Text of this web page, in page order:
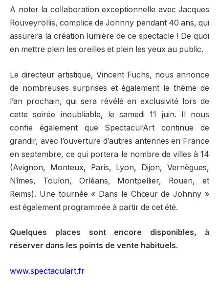
A noter la collaboration exceptionnelle avec Jacques
Rouveyrollis, complice de Johnny pendant 40 ans, qui
assurera la création lumière de ce spectacle ! De quoi
en mettre plein les oreilles et plein les yeux au public.
Le directeur artistique, Vincent Fuchs, nous annonce
de nombreuses surprises et également le thème de
l’an prochain, qui sera révélé en exclusivité lors de
cette soirée inoubliable, le samedi 11 juin. Il nous
confie également que Spectacul’Art continue de
grandir, avec l’ouverture d’autres antennes en France
en septembre, ce qui portera le nombre de villes à 14
(Avignon, Monteux, Paris, Lyon, Dijon, Vernègues,
Nîmes, Toulon, Orléans, Montpellier, Rouen, et
Reims). Une tournée « Dans le Chœur de Johnny »
est également programmée à partir de cet été.
Quelques places sont encore disponibles, à
réserver dans les points de vente habituels.
www.spectaculart.fr